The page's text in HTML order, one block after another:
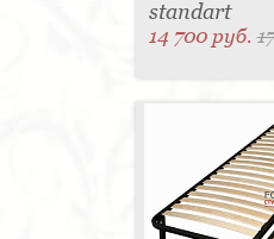
standart
14 700 руб.